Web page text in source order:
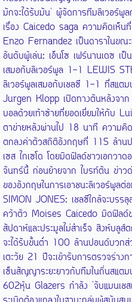
มักจะได้รับมัน' ผู้จัดการทีมลิเวอร์พูล
เรื่อง Caicedo saga ความคิดเห็
Enzo Fernandez เป็นดาราในข
อันดับผู้เล่น: เอ็นโซ เฟร์นานเดซ เ
เสมอกับลิเวอร์พูล 1-1 LEWIS
ลิเวอร์พูลเสมอกับเชลซี 1-1 ที่สแต
Jurgen Klopp เปิดทางตันหลังจา
บอลด้วยเท้าซ้ายที่ยอดเยี่ยมให้กับ
ตาข่ายหลังผ่านไป 18 นาที ความ
ตกลงค่าตัวสถิติอังกฤษที่ 115 ล้าน
เซส ไกเซโด โดยมิดฟิลด์ชาวเอกวาด
จันทร์นี้ ก่อนย้ายจาก ไบรท์ตัน ข่าว
ของอังกฤษในการเอาชนะลิเวอร์พู
SIMON JONES: เชลซีใกล้จะบร
คว้าตัว Moises Caicedo มิดฟิลด์
สัปดาห์และประมูลไม่สำเร็จ สิงห์บลู
จะได้รับขั้นต่ำ 100 ล้านปอนด์บวก
เตะวัย 21 ปีจะเข้ารับการตรวจร่า
เซ็นสัญญาระยะยาวกับทีมในถิ่นสแ
602หุ้น Glazers กำลัง 'จับแมนเชส